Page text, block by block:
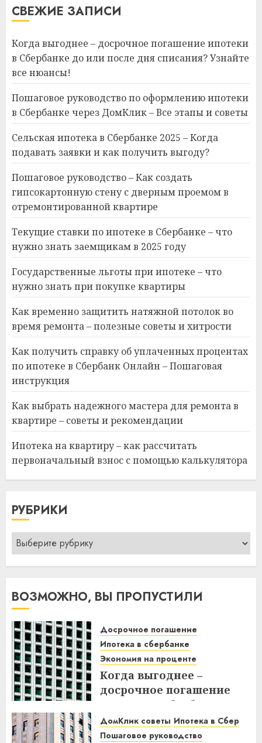
СВЕЖИЕ ЗАПИСИ
Когда выгоднее – досрочное погашение ипотеки
в Сбербанке до или после дня списания? Узнайте
все нюансы!
Пошаговое руководство по оформлению ипотеки
в Сбербанке через ДомКлик – Все этапы и советы
Сельская ипотека в Сбербанке 2025 – Когда
подавать заявки и как получить выгоду?
Пошаговое руководство – Как создать
гипсокартонную стену с дверным проемом в
отремонтированной квартире
Текущие ставки по ипотеке в Сбербанке – что
нужно знать заемщикам в 2025 году
Государственные льготы при ипотеке – что
нужно знать при покупке квартиры
Как временно защитить натяжной потолок во
время ремонта – полезные советы и хитрости
Как получить справку об уплаченных процентах
по ипотеке в Сбербанк Онлайн – Пошаговая
инструкция
Как выбрать надежного мастера для ремонта в
квартире – советы и рекомендации
Ипотека на квартиру – как рассчитать
первоначальный взнос с помощью калькулятора
РУБРИКИ
Рубрики
ВОЗМОЖНО, ВЫ ПРОПУСТИЛИ
Досрочное погашение
Ипотека в сбербанке
Экономия на проценте
Когда выгоднее –
досрочное погашение
ипотеки в Сбербанке до
или после дня списания?
Узнайте все нюансы!
ДомКлик советы Ипотека в Сбер
Пошаговое руководство